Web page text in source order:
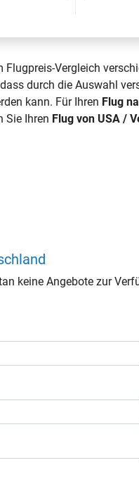
Flugpreis-Vergleich
durch die Auswahl
kann. Für Ihren Flug
Sie Ihren Flug von USA /
keine Angebote zur